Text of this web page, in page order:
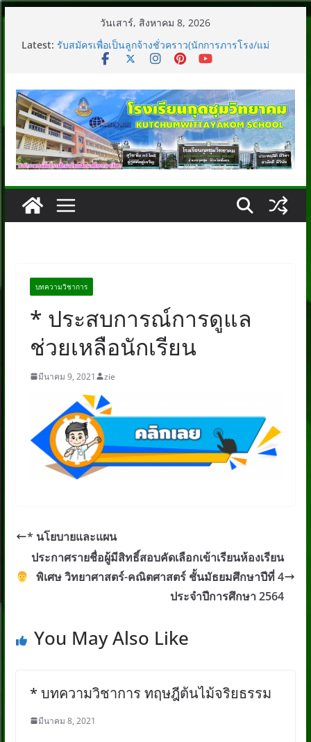
Skip
วันเสาร์, สิงหาคม 8, 2026
Latest: รับสมัครเพื่อเป็นลูกจ้างชั่วคราว(นักการภารโรง/แม่
และภาษาจีน (English and Chinese camp 2025)
ประกาศรับสมัครเพื่อเป็นลูกจ้างชั่วคราว
ประกาศรับสมัครคัดเลือกบุคคลเพื่อจ้างเป็นลูกจ้าง
ชั่วคราว
รับสมัครคัดเลือกบุคคลเพื่อจ้างเป็นลูกจ้างชั่วคราว
บทความวิชาการ
* ประสบการณ์การดูแล
ช่วยเหลือนักเรียน
มีนาคม 9, 2021 zie
* นโยบายและแผน
ประกาศรายชื่อผู้มีสิทธิ์สอบคัดเลือกเข้าเรียนห้องเรียน
พิเศษ วิทยาศาสตร์-คณิตศาสตร์ ชั้นมัธยมศึกษาปีที่ 4
ประจำปีการศึกษา 2564
You May Also Like
* บทความวิชาการ ทฤษฎีต้นไม้จริยธรรม
มีนาคม 8, 2021